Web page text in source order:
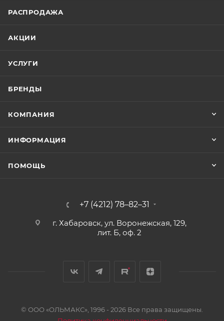
РАСПРОДАЖА
АКЦИИ
УСЛУГИ
БРЕНДЫ
КОМПАНИЯ
ИНФОРМАЦИЯ
ПОМОЩЬ
+7 (4212) 78–82–31
г. Хабаровск, ул. Воронежская, 129,
лит. Б, оф. 2
© ООО «ОЛЬМАКС», 1996 - 2026 Все права защищены.